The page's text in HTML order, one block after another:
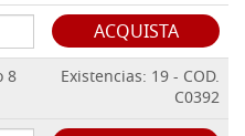
ACQUISTA
8
Existencias: 19 - COD.
C0392